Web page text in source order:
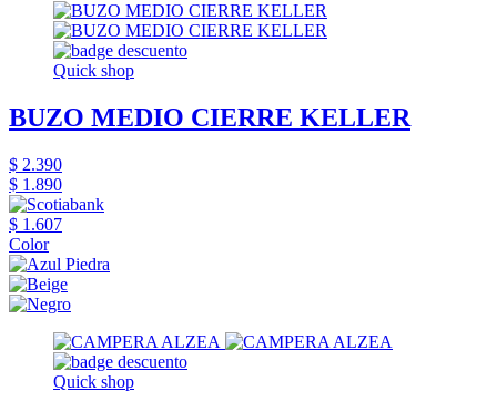
Quick shop
BUZO MEDIO CIERRE KELLER
$ 2.390
$ 1.890
$ 1.607
Color
Quick shop